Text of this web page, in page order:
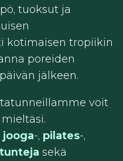
tuoksut ja
kotimaisen tropiikin
poreiden
jälkeen.
voit
jooga-, pilates-,
sekä